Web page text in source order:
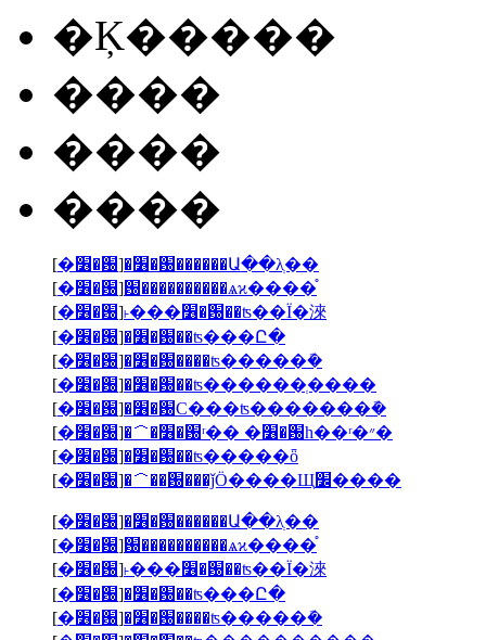
�Ķ�����
����
����
����
[ �׶�԰]
�׶�԰������Ա��λְ��
[
�׶�԰]԰����������ѧϰ����֯
[
�׶�԰]
˫���׶�԰��ʦ��Ϊ�淶
[
�׶�԰]
�׶�԰��ʦ���Ը�
[
�׶�԰]
�׶�԰����ʦ�����ܽ�
[
�׶�԰]
�׶�԰��ʦ������ְ����
[
�׶�԰]
�׶�԰С���ʦ�������ܽ�
[
�׶�԰]
�＾�׶�԰ʳ�� �׶�԰һ��ʳ�״�
[
�׶�԰]
�׶�԰��ʦ�����ȫ
[
�׶�԰] �＾��԰���ǰӦ����Щ׼����
[ �׶�԰]
�׶�԰������Ա��λְ��
[
�׶�԰]԰����������ѧϰ����֯
[
�׶�԰]
˫���׶�԰��ʦ��Ϊ�淶
[
�׶�԰]
�׶�԰��ʦ���Ը�
[
�׶�԰]
�׶�԰����ʦ�����ܽ�